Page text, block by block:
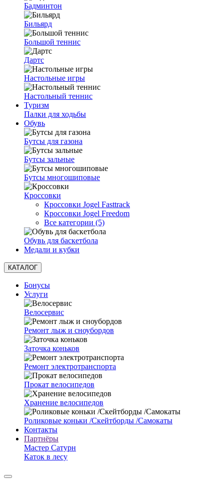
Бадминтон
Бильярд
Большой теннис
Дартс
Настольные игры
Настольный теннис
Туризм
Палки для ходьбы
Обувь
Бутсы для газона
Бутсы зальные
Бутсы многошиповые
Кроссовки
Кроссовки Jogel Fasttrack
Кроссовки Jogel Freedom
Все категории (5)
Обувь для баскетбола
Медали и кубки
КАТАЛОГ
Бонусы
Услуги
Велосервис
Ремонт лыж и сноубордов
Заточка коньков
Ремонт электротранспорта
Прокат велосипедов
Хранение велосипедов
Роликовые коньки /Скейтборды /Самокаты
Контакты
Партнёры
Мастер Сатурн
Каток в лесу